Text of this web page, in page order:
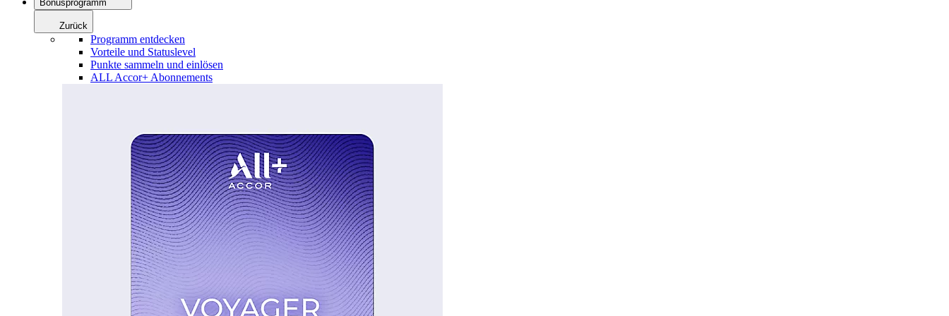
Bonusprogramm
Zurück
Programm entdecken
Vorteile und Statuslevel
Punkte sammeln und einlösen
ALL Accor+ Abonnements